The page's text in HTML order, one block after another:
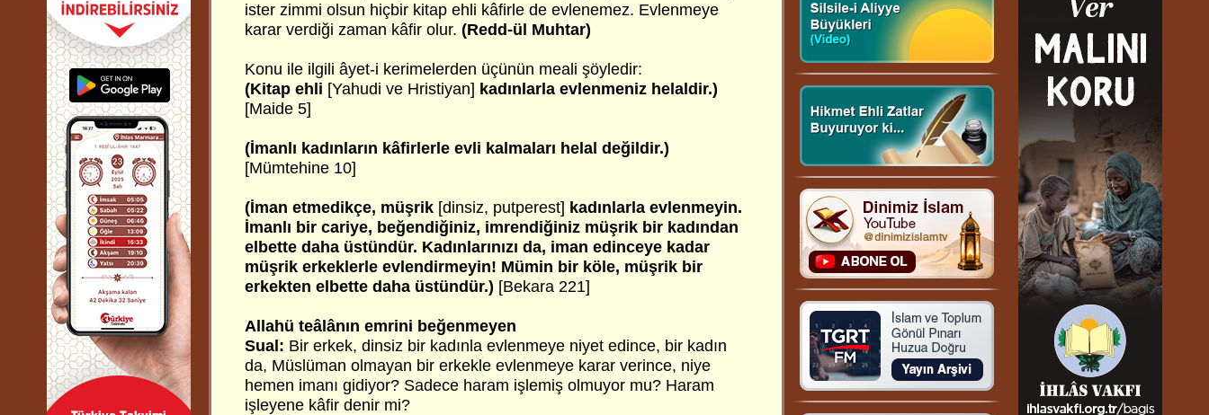
ister zimmi olsun hiçbir kitap ehli kâfirle de evlenemez. Evlenmeye
karar verdiği zaman kâfir olur. (Redd-ül Muhtar)
Konu ile ilgili âyet-i kerimelerden üçünün meali şöyledir:
(Kitap ehli [Yahudi ve Hristiyan] kadınlarla evlenmeniz helaldir.)
[Maide 5]
(İmanlı kadınların kâfirlerle evli kalmaları helal değildir.)
[Mümtehine 10]
(İman etmedikçe, müşrik [dinsiz, putperest] kadınlarla evlenmeyin.
İmanlı bir cariye, beğendiğiniz, imrendiğiniz müşrik bir kadından
elbette daha üstündür. Kadınlarınızı da, iman edinceye kadar
müşrik erkeklerle evlendirmeyin! Mümin bir köle, müşrik bir
erkekten elbette daha üstündür.) [Bekara 221]
Allahü teâlânın emrini beğenmeyen
Sual: Bir erkek, dinsiz bir kadınla evlenmeye niyet edince, bir kadın
da, Müslüman olmayan bir erkekle evlenmeye karar verince, niye
hemen imanı gidiyor? Sadece haram işlemiş olmuyor mu? Haram
işleyene kâfir denir mi?